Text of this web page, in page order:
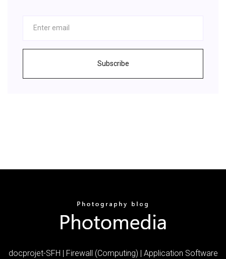
Subscribe
docprojet-SFH | Firewall (Computing) | Application Software